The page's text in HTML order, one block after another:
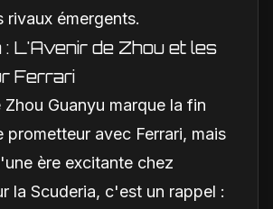
rivaux émergents.
: L'Avenir de Zhou et les
Ferrari
Guanyu marque la fin
prometteur avec Ferrari, mais
ère excitante chez
la Scuderia, c'est un rappel :